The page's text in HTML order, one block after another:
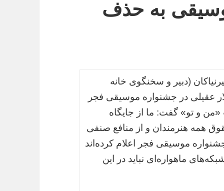
به حذف
(دبیر و سخنگوی خانه
عقیلی در جشنواره موسیقی فجر
و تو» گفت: ما از جایگاه
همه هنرمندان و از منافع صنفی
موسیقی فجر اعلام کرده‌اند
ماهواره‌ای نباید در این